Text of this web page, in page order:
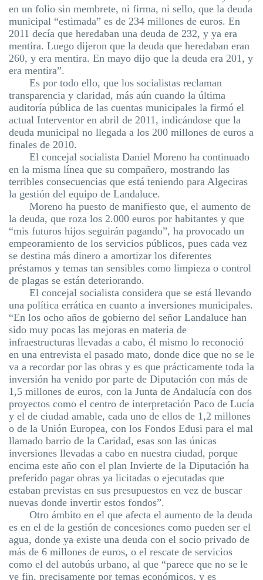
en un folio sin membrete, ni firma, ni sello, que la deuda
municipal “estimada” es de 234 millones de euros. En
2011 decía que heredaban una deuda de 232, y ya era
mentira. Luego dijeron que la deuda que heredaban eran
260, y era mentira. En mayo dijo que la deuda era 201, y
era mentira”.
Es por todo ello, que los socialistas reclaman
transparencia y claridad, más aún cuando la última
auditoría pública de las cuentas municipales la firmó el
actual Interventor en abril de 2011, indicándose que la
deuda municipal no llegada a los 200 millones de euros a
finales de 2010.
El concejal socialista Daniel Moreno ha continuado
en la misma línea que su compañero, mostrando las
terribles consecuencias que está teniendo para Algeciras
la gestión del equipo de Landaluce.
Moreno ha puesto de manifiesto que, el aumento de
la deuda, que roza los 2.000 euros por habitantes y que
“mis futuros hijos seguirán pagando”, ha provocado un
empeoramiento de los servicios públicos, pues cada vez
se destina más dinero a amortizar los diferentes
préstamos y temas tan sensibles como limpieza o control
de plagas se están deteriorando.
El concejal socialista considera que se está llevando
una política errática en cuanto a inversiones municipales.
“En los ocho años de gobierno del señor Landaluce han
sido muy pocas las mejoras en materia de
infraestructuras llevadas a cabo, él mismo lo reconoció
en una entrevista el pasado mato, donde dice que no se le
va a recordar por las obras y es que prácticamente toda la
inversión ha venido por parte de Diputación con más de
1,5 millones de euros, con la Junta de Andalucía con dos
proyectos como el centro de interpretación Paco de Lucía
y el de ciudad amable, cada uno de ellos de 1,2 millones
o de la Unión Europea, con los Fondos Edusi para el mal
llamado barrio de la Caridad, esas son las únicas
inversiones llevadas a cabo en nuestra ciudad, porque
encima este año con el plan Invierte de la Diputación ha
preferido pagar obras ya licitadas o ejecutadas que
estaban previstas en sus presupuestos en vez de buscar
nuevas donde invertir estos fondos”.
Otro ámbito en el que afecta el aumento de la deuda
es en el de la gestión de concesiones como pueden ser el
agua, donde ya existe una deuda con el socio privado de
más de 6 millones de euros, o el rescate de servicios
como el del autobús urbano, al que “parece que no se le
ve fin, precisamente por temas económicos, y es